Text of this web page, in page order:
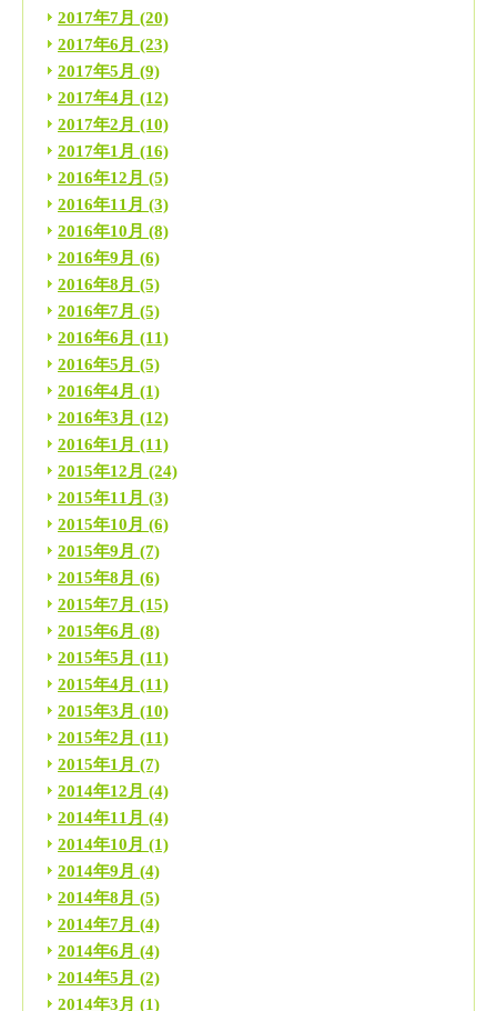
2017年7月 (20)
2017年6月 (23)
2017年5月 (9)
2017年4月 (12)
2017年2月 (10)
2017年1月 (16)
2016年12月 (5)
2016年11月 (3)
2016年10月 (8)
2016年9月 (6)
2016年8月 (5)
2016年7月 (5)
2016年6月 (11)
2016年5月 (5)
2016年4月 (1)
2016年3月 (12)
2016年1月 (11)
2015年12月 (24)
2015年11月 (3)
2015年10月 (6)
2015年9月 (7)
2015年8月 (6)
2015年7月 (15)
2015年6月 (8)
2015年5月 (11)
2015年4月 (11)
2015年3月 (10)
2015年2月 (11)
2015年1月 (7)
2014年12月 (4)
2014年11月 (4)
2014年10月 (1)
2014年9月 (4)
2014年8月 (5)
2014年7月 (4)
2014年6月 (4)
2014年5月 (2)
2014年3月 (1)